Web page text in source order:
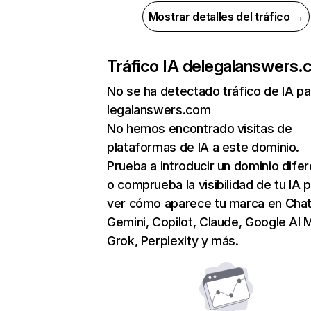
Mostrar detalles del tráfico →
Tráfico IA de
No se ha detectado tráfico de IA
legalanswers.com
No hemos encontrado visitas de
plataformas de IA a este dominio.
Prueba a introducir un dominio
o comprueba la visibilidad de tu IA
ver cómo aparece tu marca en
Gemini, Copilot, Claude, Google AI
Grok, Perplexity y más.